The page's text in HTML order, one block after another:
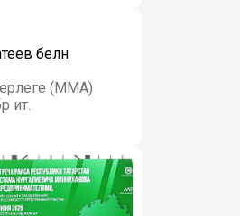
белән
(MMA)
итә.